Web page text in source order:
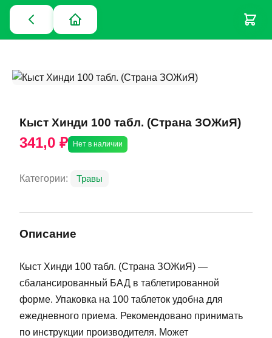
Кыст Хинди 100 табл. (Страна ЗОЖиЯ)
341,0 ₽ Нет в наличии
Категории: Травы
Описание
Кыст Хинди 100 табл. (Страна ЗОЖиЯ) —
сбалансированный БАД в таблетированной
форме. Упаковка на 100 таблеток удобна для
ежедневного приема. Рекомендовано принимать
по инструкции производителя. Может